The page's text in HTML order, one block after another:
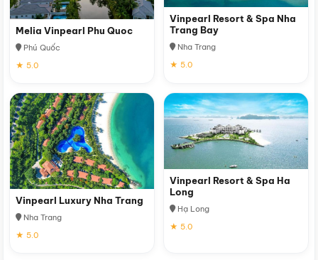
Melia Vinpearl Phu Quoc
Phú Quốc
★ 5.0
Vinpearl Resort & Spa Nha
Trang Bay
Nha Trang
★ 5.0
Vinpearl Luxury Nha Trang
Nha Trang
★ 5.0
Vinpearl Resort & Spa Ha
Long
Hạ Long
★ 5.0